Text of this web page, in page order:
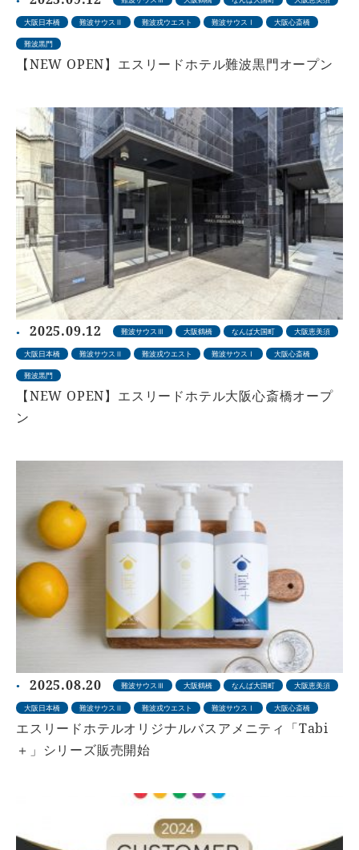
大阪日本橋 難波サウスⅡ 難波戎ウエスト 難波サウスⅠ 大阪心斎橋
難波黒門
【NEW OPEN】エスリードホテル難波黒門オープン
2025.09.12 難波サウスⅢ 大阪鶴橋 なんば大国町 大阪恵美須
大阪日本橋 難波サウスⅡ 難波戎ウエスト 難波サウスⅠ 大阪心斎橋
難波黒門
【NEW OPEN】エスリードホテル大阪心斎橋オープ
ン
2025.08.20 難波サウスⅢ 大阪鶴橋 なんば大国町 大阪恵美須
大阪日本橋 難波サウスⅡ 難波戎ウエスト 難波サウスⅠ 大阪心斎橋
エスリードホテルオリジナルバスアメニティ「Tabi
＋」シリーズ販売開始